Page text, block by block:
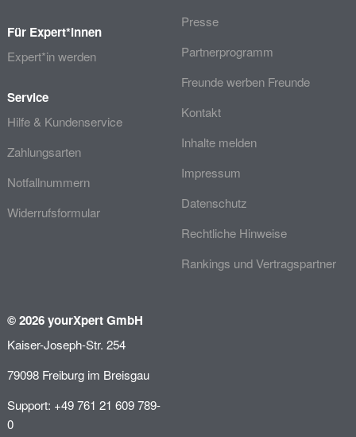
Für Expert*innen
Expert*in werden
Service
Hilfe & Kundenservice
Zahlungsarten
Notfallnummern
Widerrufsformular
Presse
Partnerprogramm
Freunde werben Freunde
Kontakt
Inhalte melden
Impressum
Datenschutz
Rechtliche Hinweise
Rankings und Vertragspartner
© 2026 yourXpert GmbH
Kaiser-Joseph-Str. 254
79098 Freiburg im Breisgau
Support: +49 761 21 609 789-
0